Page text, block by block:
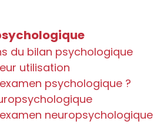
la maladie ou du
apprentissages, cela ne
pas l’exposé du
que tel.
doit être adaptée par
de l’individu en
et adulte, et prendre en
du bilan psychologique
utilisation
psychologique ?
neuropsychologique